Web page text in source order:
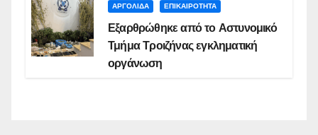
ΑΡΓΟΛΙΔΑ ΕΠΙΚΑΙΡΟΤΗΤΑ
Εξαρθρώθηκε από το Αστυνομικό
Τμήμα Τροιζήνας εγκληματική
οργάνωση